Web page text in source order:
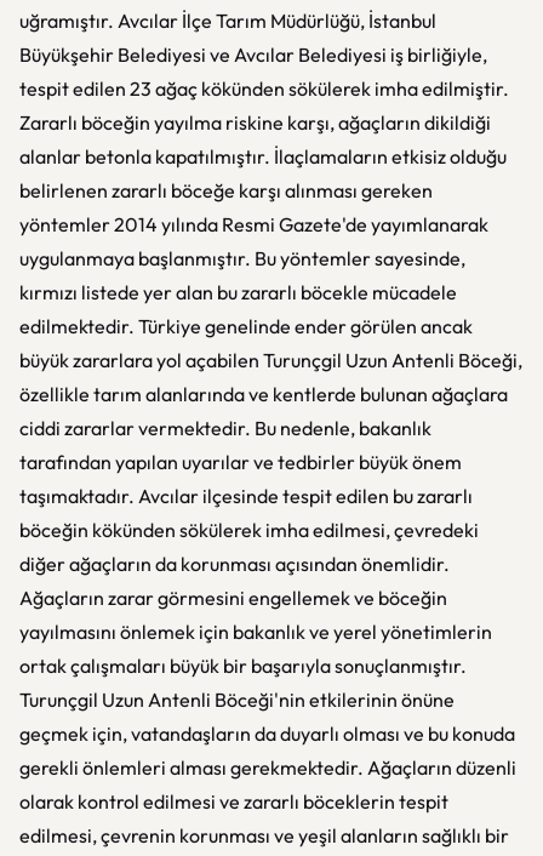
uğramıştır. Avcılar İlçe Tarım Müdürlüğü, İstanbul
Büyükşehir Belediyesi ve Avcılar Belediyesi iş birliğiyle,
tespit edilen 23 ağaç kökünden sökülerek imha edilmiştir.
Zararlı böceğin yayılma riskine karşı, ağaçların dikildiği
alanlar betonla kapatılmıştır. İlaçlamaların etkisiz olduğu
belirlenen zararlı böceğe karşı alınması gereken
yöntemler 2014 yılında Resmi Gazete'de yayımlanarak
uygulanmaya başlanmıştır. Bu yöntemler sayesinde,
kırmızı listede yer alan bu zararlı böcekle mücadele
edilmektedir. Türkiye genelinde ender görülen ancak
büyük zararlara yol açabilen Turunçgil Uzun Antenli Böceği,
özellikle tarım alanlarında ve kentlerde bulunan ağaçlara
ciddi zararlar vermektedir. Bu nedenle, bakanlık
tarafından yapılan uyarılar ve tedbirler büyük önem
taşımaktadır. Avcılar ilçesinde tespit edilen bu zararlı
böceğin kökünden sökülerek imha edilmesi, çevredeki
diğer ağaçların da korunması açısından önemlidir.
Ağaçların zarar görmesini engellemek ve böceğin
yayılmasını önlemek için bakanlık ve yerel yönetimlerin
ortak çalışmaları büyük bir başarıyla sonuçlanmıştır.
Turunçgil Uzun Antenli Böceği'nin etkilerinin önüne
geçmek için, vatandaşların da duyarlı olması ve bu konuda
gerekli önlemleri alması gerekmektedir. Ağaçların düzenli
olarak kontrol edilmesi ve zararlı böceklerin tespit
edilmesi, çevrenin korunması ve yeşil alanların sağlıklı bir